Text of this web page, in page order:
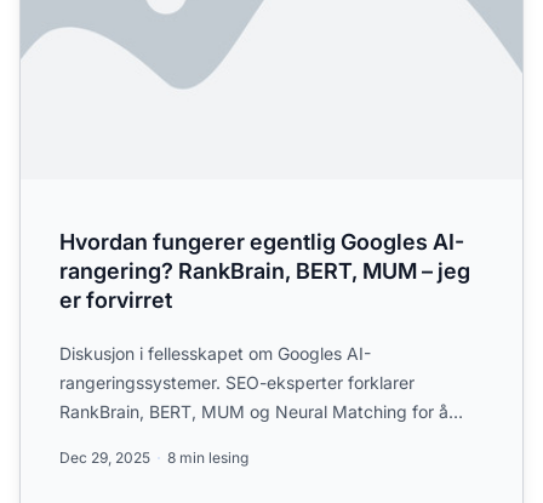
Hvordan fungerer egentlig Googles AI-
rangering? RankBrain, BERT, MUM – jeg
er forvirret
Diskusjon i fellesskapet om Googles AI-
rangeringssystemer. SEO-eksperter forklarer
RankBrain, BERT, MUM og Neural Matching for å
Dec 29, 2025 8 min lesing